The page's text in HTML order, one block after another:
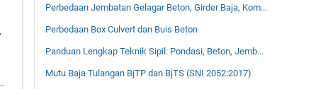
Perbedaan Jembatan Gelagar Beton, Girder Baja, Kom...
Perbedaan Box Culvert dan Buis Beton
Panduan Lengkap Teknik Sipil: Pondasi, Beton, Jemb...
Mutu Baja Tulangan BjTP dan BjTS (SNI 2052:2017)